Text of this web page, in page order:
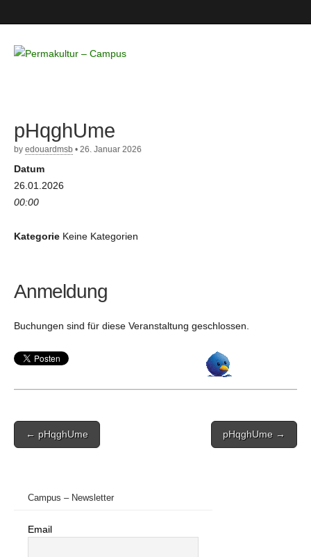
– Campus
pHqghUme
by edouardmsb • 26. Januar 2026
Datum
26.01.2026
00:00
Kategorie Keine Kategorien
Anmeldung
Buchungen sind für diese Veranstaltung geschlossen.
Post
navigation
← pHqghUme pHqghUme →
Campus – Newsletter
Email